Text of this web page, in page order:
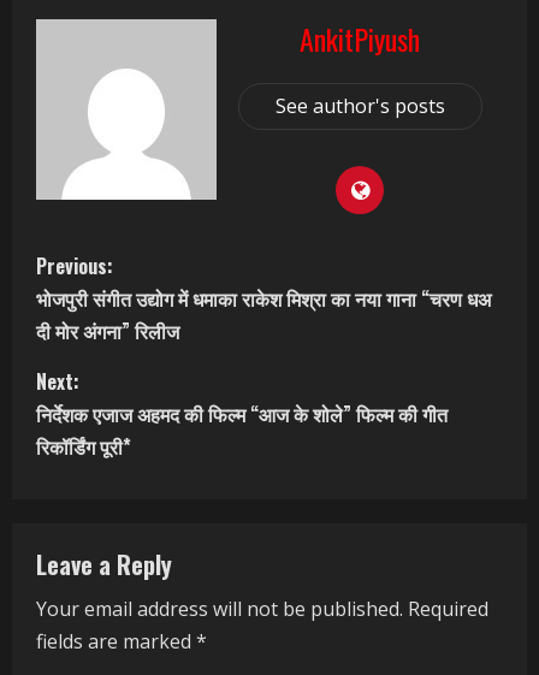
AnkitPiyush
See author's posts
C
o
n
t
u
e
Previous:
भोजपुरी संगीत उद्योग में धमाका राकेश मिश्रा का नया गाना “चरण धअ
दी मोर अंगना” रिलीज
Next:
निर्देशक एजाज अहमद की फिल्म “आज के शोले” फिल्म की गीत
रिकॉर्डिंग पूरी*
Leave a Reply
Your email address will not be published. Required
fields are marked *